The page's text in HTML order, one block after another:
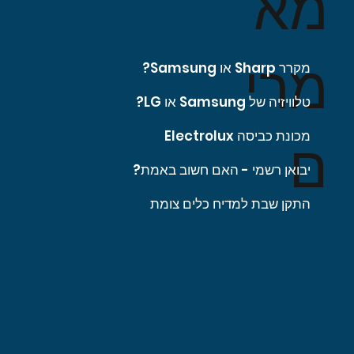
מרי
ם
מקרר Sharp או Samsung?
טלוויזיה של Samsung או LG?
מכונת כביסה Electrolux
יבואן רשמי - האם חשוב באמת?
התקן שבת למדיח כלים צומת